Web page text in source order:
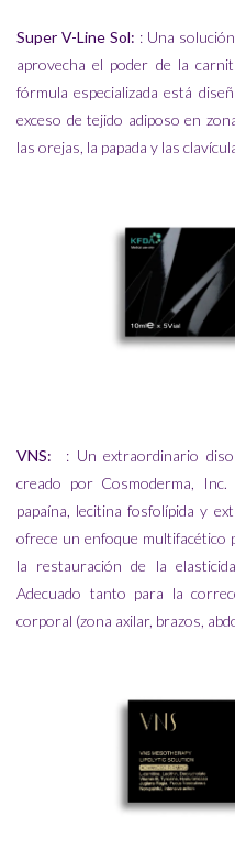
Super V-Line Sol: : Una
aprovecha el poder de la
fórmula especializada está
exceso de tejido adiposo en
las orejas, la papada y las
VNS:
: Un extraordinario
creado por Cosmoderma,
papaína, lecitina fosfolípida y
ofrece un enfoque multifacético
la restauración de la
Adecuado tanto para la
corporal (zona axilar, brazos,